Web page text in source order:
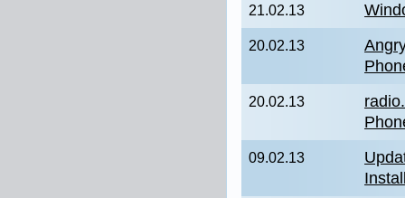
21.02.13
20.02.13
20.02.13
09.02.13